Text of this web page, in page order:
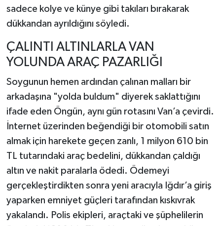
sadece kolye ve künye gibi takıları bırakarak
dükkandan ayrıldığını söyledi.
ÇALINTI ALTINLARLA VAN
YOLUNDA ARAÇ PAZARLIĞI
Soygunun hemen ardından çalınan malları bir
arkadaşına "yolda buldum" diyerek saklattığını
ifade eden Öngün, aynı gün rotasını Van’a çevirdi.
İnternet üzerinden beğendiği bir otomobili satın
almak için harekete geçen zanlı, 1 milyon 610 bin
TL tutarındaki araç bedelini, dükkandan çaldığı
altın ve nakit paralarla ödedi. Ödemeyi
gerçekleştirdikten sonra yeni aracıyla Iğdır’a giriş
yaparken emniyet güçleri tarafından kıskıvrak
yakalandı. Polis ekipleri, araçtaki ve şüphelilerin